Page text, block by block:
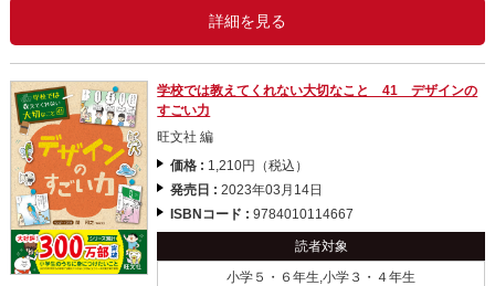
詳細を見る
学校では教えてくれない大切なこと 41 デザインの
すごい力
旺文社 編
価格 : 1,210円（税込）
発売日 :2023年03月14日
ISBNコード :9784010114667
読者対象
小学５・６年生,小学３・４年生